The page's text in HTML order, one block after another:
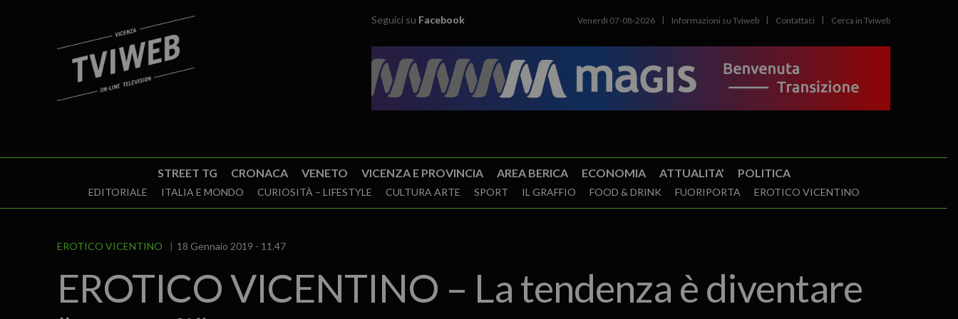
Seguici su Facebook Venerdì 07-08-2026 Informazioni su Tviweb Contattaci Cerca in Tviweb
STREET TG CRONACA VENETO VICENZA E PROVINCIA AREA BERICA ECONOMIA ATTUALITA’ POLITICA
EDITORIALE ITALIA E MONDO CURIOSITÀ – LIFESTYLE CULTURA ARTE SPORT IL GRAFFIO FOOD & DRINK FUORIPORTA EROTICO VICENTINO
EROTICO VICENTINO 18 Gennaio 2019 - 11.47
EROTICO VICENTINO – La tendenza è diventare